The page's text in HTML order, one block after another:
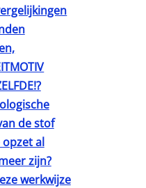
de stof
opzet al
zijn?
werkwijze